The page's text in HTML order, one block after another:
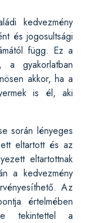
kedvezmény
és jogosultsági
függ. Ez a
a gyakorlatban
akkor, ha a
is él, aki
során lényeges
eltartott és az
eltartottnak
a kedvezmény
Az
értelmében
tekintettel a